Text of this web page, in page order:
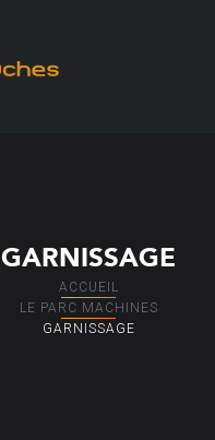
GARNISSAGE
ACCUEIL
LE PARC MACHINES
GARNISSAGE